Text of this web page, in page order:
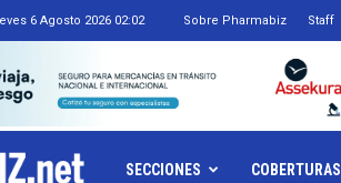
6 Agosto 2026 02:02 Sobre Pharmabiz Staff
Pharmabiz.NET
SECCIONES COBERTURAS